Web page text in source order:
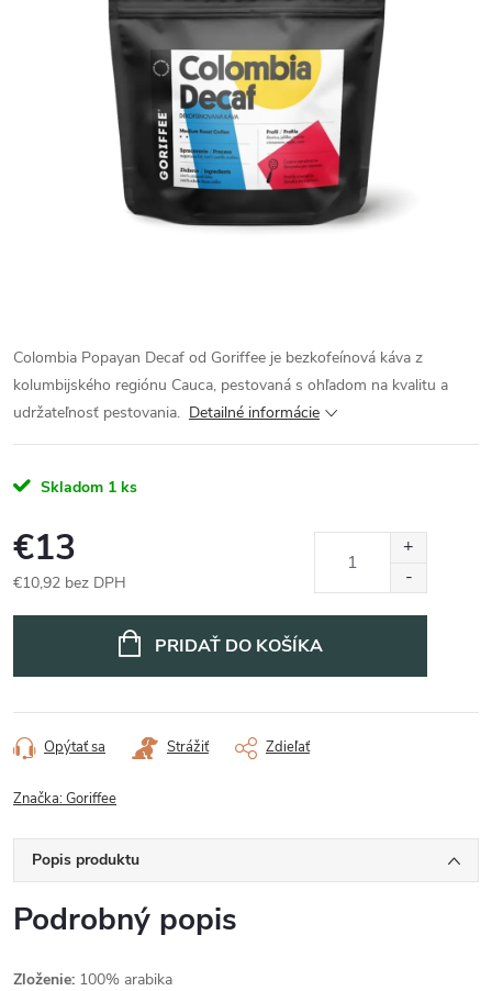
Colombia Popayan Decaf od Goriffee je bezkofeínová káva z
kolumbijského regiónu Cauca, pestovaná s ohľadom na kvalitu a
udržateľnosť pestovania. Detailné informácie
Skladom 1 ks
€13
€10,92 bez DPH
PRIDAŤ DO KOŠÍKA
Opýtať sa Strážiť Zdieľať
Značka:Goriffee
Popis produktu
Podrobný popis
Zloženie: 100% arabika